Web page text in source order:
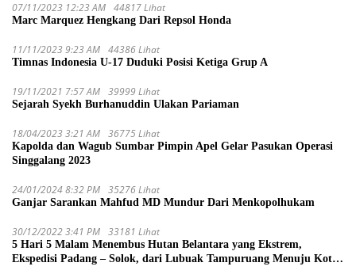
07/11/2023 12:23 AM 44817 Lihat
Marc Marquez Hengkang Dari Repsol Honda
11/11/2023 9:23 AM 44386 Lihat
Timnas Indonesia U-17 Duduki Posisi Ketiga Grup A
19/11/2021 7:57 AM 39999 Lihat
Sejarah Syekh Burhanuddin Ulakan Pariaman
18/04/2023 3:21 AM 36775 Lihat
Kapolda dan Wagub Sumbar Pimpin Apel Gelar Pasukan Operasi
Singgalang 2023
24/01/2024 8:32 PM 35276 Lihat
Ganjar Sarankan Mahfud MD Mundur Dari Menkopolhukam
30/12/2022 3:41 PM 33181 Lihat
5 Hari 5 Malam Menembus Hutan Belantara yang Ekstrem,
Ekspedisi Padang – Solok, dari Lubuak Tampuruang Menuju Koto